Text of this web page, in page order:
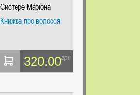
Систере Маріона
Книжка про волосся
320.00грн